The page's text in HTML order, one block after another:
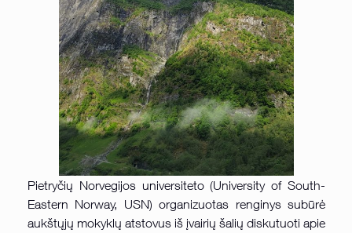
Pietryčių Norvegijos universiteto (University of South-
Eastern Norway, USN) organizuotas renginys subūrė
aukštųjų mokyklų atstovus iš įvairių šalių diskutuoti apie